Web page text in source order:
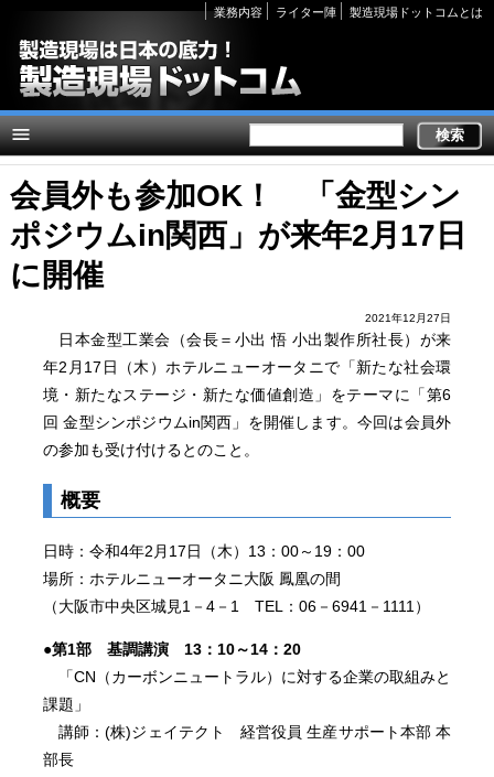
Secondary
links
業務内容 ライター陣 製造現場ドットコムとは
会員外も参加OK！ 「金型シン
ポジウムin関西」が来年2月17日
に開催
2021年12月27日
日本金型工業会（会長＝小出 悟 小出製作所社長）が来
年2月17日（木）ホテルニューオータニで「新たな社会環
境・新たなステージ・新たな価値創造」をテーマに「第6
回 金型シンポジウムin関西」を開催します。今回は会員外
の参加も受け付けるとのこと。
概要
日時：令和4年2月17日（木）13：00～19：00
場所：ホテルニューオータニ大阪 鳳凰の間
（大阪市中央区城見1－4－1 TEL：06－6941－1111）
●第1部 基調講演 13：10～14：20
「CN（カーボンニュートラル）に対する企業の取組みと
課題」
講師：(株)ジェイテクト 経営役員 生産サポート本部 本
部長